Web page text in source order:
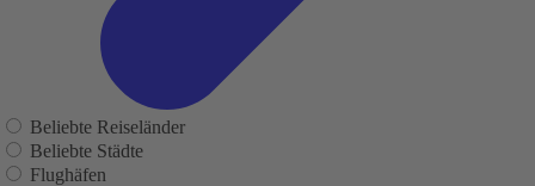
Beliebte Reiseländer
Beliebte Städte
Flughäfen